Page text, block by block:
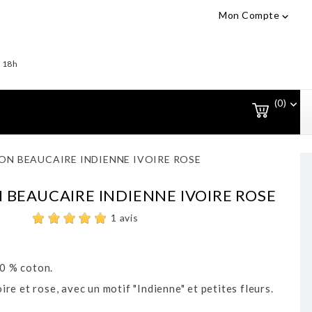
Mon Compte 
(0) 
BEAUCAIRE INDIENNE IVOIRE ROSE
BEAUCAIRE INDIENNE IVOIRE ROSE
1 avis
% coton.
et rose, avec un motif "Indienne" et petites fleurs.